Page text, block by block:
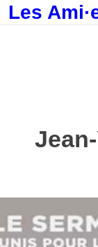
Les